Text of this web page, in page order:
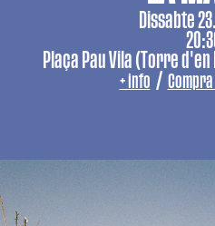
Dissabte
20:30
Plaça Pau Vila (Torre
+ info /